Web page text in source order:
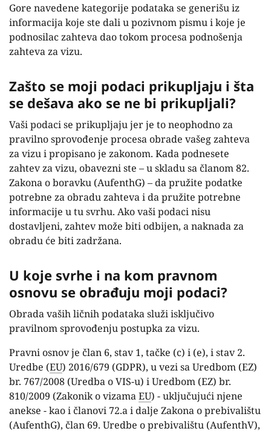
Gore navedene kategorije podataka se generišu iz
informacija koje ste dali u pozivnom pismu i koje je
podnosilac zahteva dao tokom procesa podnošenja
zahteva za vizu.
Zašto se moji podaci prikupljaju i šta
se dešava ako se ne bi prikupljali?
Vaši podaci se prikupljaju jer je to neophodno za
pravilno sprovođenje procesa obrade vašegzahteva
za vizu i propisano je zakonom. Kada podnesete
zahtev za vizu, obavezni ste – u skladu sa članom 82.
Zakona o boravku (AufenthG) – da pružite podatke
potrebne za obradu zahteva i da pružite potrebne
informacije u tu svrhu. Ako vaši podaci nisu
dostavljeni, zahtev može biti odbijen, a naknada za
obradu će biti zadržana.
U koje svrhe i na kom pravnom
osnovu se obrađuju moji podaci?
Obrada vaših ličnih podataka služi isključivo
pravilnom sprovođenju postupka za vizu.
Pravni osnov je član 6, stav 1, tačke (c) i (e), i stav 2.
Uredbe (EU) 2016/679 (GDPR), u vezi sa Uredbom (EZ)
br. 767/2008 (Uredba o VIS-u) i Uredbom (EZ) br.
810/2009 (Zakonik o vizamaEU) - uključujući njene
anekse - kao i članovi 72.a i dalje Zakona o prebivalištu
(AufenthG), član 69. Uredbe o prebivalištu (AufenthV),